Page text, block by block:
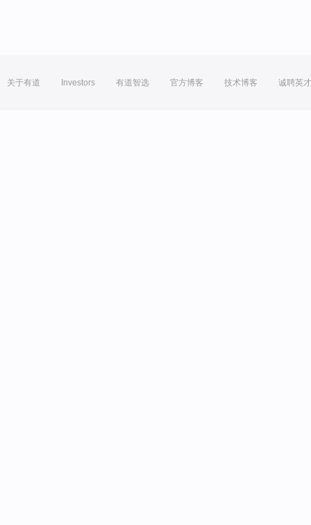
关于有道 Investors 有道智选 官方博客 技术博客 诚聘英才